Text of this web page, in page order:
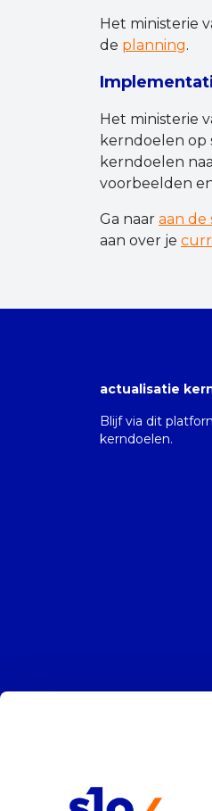
Het ministerie
de planning.
Het ministerie
kerndoelen op
kerndoelen
voorbeelden
Ga naar aan de
aan over je
actualisatie
Blijf via dit
kerndoelen.